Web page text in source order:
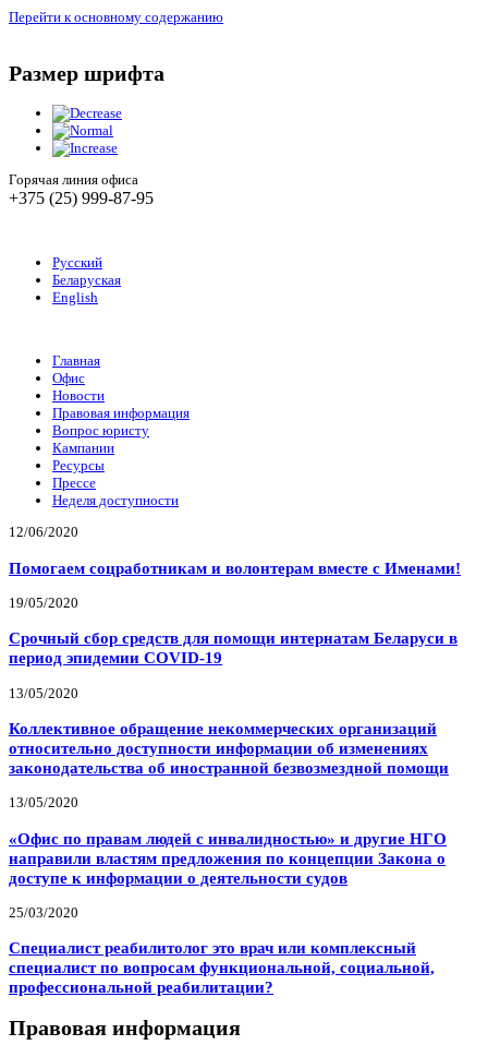
Перейти к основному содержанию
Размер шрифта
Горячая линия офиса
+375 (25) 999-87-95
Русский
Беларуская
English
Главная
Офис
Новости
Правовая информация
Вопрос юристу
Кампании
Ресурсы
Прессе
Неделя доступности
12/06/2020
Помогаем соцработникам и волонтерам вместе с Именами!
19/05/2020
Срочный сбор средств для помощи интернатам Беларуси в
период эпидемии COVID-19
13/05/2020
Коллективное обращение некоммерческих организаций
относительно доступности информации об изменениях
законодательства об иностранной безвозмездной помощи
13/05/2020
«Офис по правам людей с инвалидностью» и другие НГО
направили властям предложения по концепции Закона о
доступе к информации о деятельности судов
25/03/2020
Специалист реабилитолог это врач или комплексный
специалист по вопросам функциональной, социальной,
профессиональной реабилитации?
Правовая информация